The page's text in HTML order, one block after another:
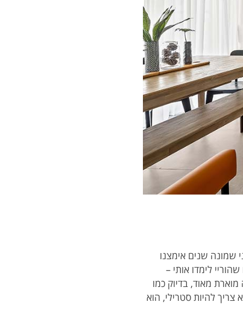
ודניאל. לפני שמונה שנים אימצנו
לימדו אותי –
מאוד, בדיוק כמו
צריך להיות סטרילי, הוא